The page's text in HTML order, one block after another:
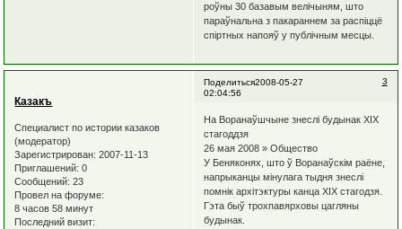
роўны 30 базавым велічыням, што
параўнальна з пакараннем за распіццё
спіртных напояў у публічным месцы.
Поделиться 3
2008-05-27
02:04:56
Казакъ
Специалист по истории казаков
(модератор)
Зарегистрирован: 2007-11-13
Приглашений: 0
Сообщений: 23
Провел на форуме:
8 часов 58 минут
Последний визит:
На Воранаўшчыне знеслі будынак ХІХ
стагоддзя
26 мая 2008 » Общество
У Беняконях, што ў Воранаўскiм раёне,
напрыканцы мiнулага тыдня знеслi
помнiк архiтэктуры канца ХIХ стагодзя.
Гэта быў трохпавярховы цагляны
будынак.